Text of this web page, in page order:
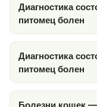
Диагностика
питомец болен
Диагностика
питомец болен